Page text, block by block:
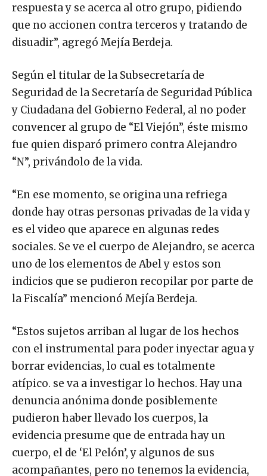
respuesta y se acerca al otro grupo, pidiendo
que no accionen contra terceros y tratando de
disuadir”, agregó Mejía Berdeja.
Según el titular de la Subsecretaría de
Seguridad de la Secretaría de Seguridad Pública
y Ciudadana del Gobierno Federal, al no poder
convencer al grupo de “El Viejón”, éste mismo
fue quien disparó primero contra Alejandro
“N”, privándolo de la vida.
“En ese momento, se origina una refriega
donde hay otras personas privadas de la vida y
es el video que aparece en algunas redes
sociales. Se ve el cuerpo de Alejandro, se acerca
uno de los elementos de Abel y estos son
indicios que se pudieron recopilar por parte de
la Fiscalía” mencionó Mejía Berdeja.
“Estos sujetos arriban al lugar de los hechos
con el instrumental para poder inyectar agua y
borrar evidencias, lo cual es totalmente
atípico. se va a investigar lo hechos. Hay una
denuncia anónima donde posiblemente
pudieron haber llevado los cuerpos, la
evidencia presume que de entrada hay un
cuerpo, el de ‘El Pelón’, y algunos de sus
acompañantes, pero no tenemos la evidencia,